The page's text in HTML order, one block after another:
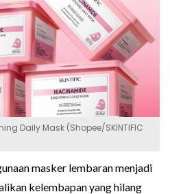
Daily Mask (Shopee/SKINTIFIC
masker lembaran menjadi
kelembapan yang hilang